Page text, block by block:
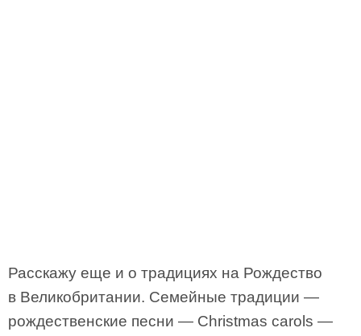
Расскажу еще и о традициях на Рождество
в Великобритании. Семейные традиции —
рождественские песни — Christmas carols —